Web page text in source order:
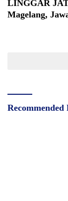
LINGGAR
Magelang,